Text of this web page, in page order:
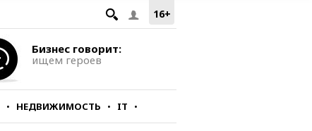
16+
Бизнес говорит:
ищем героев
НЕДВИЖИМОСТЬ IT